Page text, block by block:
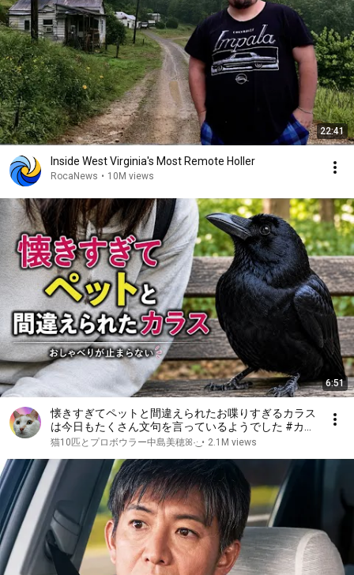
22:41
Inside West Virginia's Most Remote Holler
RocaNews • 10M views
6:51
懐きすぎてペットと間違えられたお喋りすぎるカラス
は今日もたくさん文句を言っているようでした #カラ
ス ｜Friendly Crow
猫10匹とプロボウラー中島美穂ꕤ︎︎·͜· • 2.1M views